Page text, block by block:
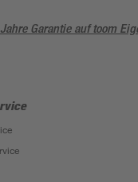
Garantie auf toom